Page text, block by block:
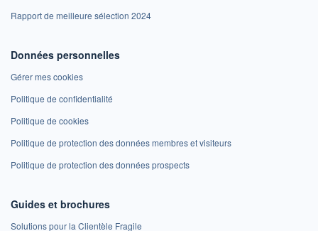
Rapport de meilleure sélection 2024
Données personnelles
Gérer mes cookies
Politique de confidentialité
Politique de cookies
Politique de protection des données membres et visiteurs
Politique de protection des données prospects
Guides et brochures
Solutions pour la Clientèle Fragile